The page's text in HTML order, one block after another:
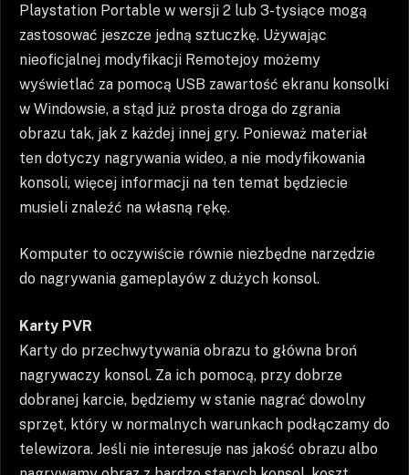
Playstation Portable w wersji 2 lub 3-tysiące mogą
zastosować jeszcze jedną sztuczkę. Używając
nieoficjalnej modyfikacji Remotejoy możemy
wyświetlać za pomocą USB zawartość ekranu konsolki
w Windowsie, a stąd już prosta droga do zgrania
obrazu tak, jak z każdej innej gry. Ponieważ materiał
ten dotyczy nagrywania wideo, a nie modyfikowania
konsoli, więcej informacji na ten temat będziecie
musieli znaleźć na własną rękę.
Komputer to oczywiście równie niezbędne narzędzie
do nagrywania gameplayów z dużych konsol.
Karty PVR
Karty do przechwytywania obrazu to główna broń
nagrywaczy konsol. Za ich pomocą, przy dobrze
dobranej karcie, będziemy w stanie nagrać dowolny
sprzęt, który w normalnych warunkach podłączamy do
telewizora. Jeśli nie interesuje nas jakość obrazu albo